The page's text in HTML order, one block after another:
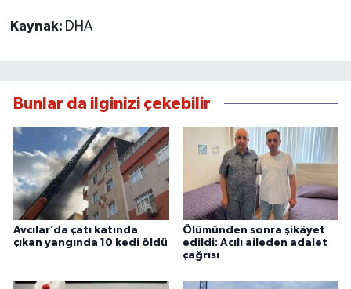
Kaynak: DHA
Bunlar da ilginizi çekebilir
Avcılar’da çatı katında
çıkan yangında 10 kedi öldü
Ölümünden sonra şikâyet
edildi: Acılı aileden adalet
çağrısı